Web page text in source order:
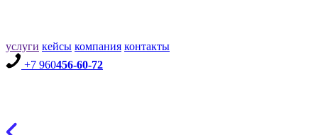
услуги кейсы компания контакты
+7 960456-60-72